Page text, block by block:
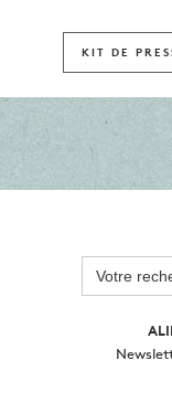
KIT DE
Search
for: